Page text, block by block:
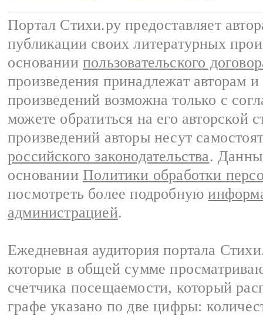
Портал Стихи.ру предоставляет
публикации своих литературных
основании пользовательского
произведения принадлежат авторам
произведений возможна только с
можете обратиться на его авторской
произведений авторы несут
российского законодательства.
основании Политики обработки
посмотреть более подробную
администрацией.
Ежедневная аудитория портала
которые в общей сумме
счетчика посещаемости, который
графе указано по две цифры: